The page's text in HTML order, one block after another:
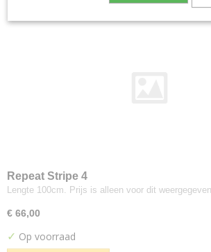
Brugman
Camira
Advantage
Aquarius
Blazer Light
Repeat Stripe 4
Lengte 100cm. Prijs is alleen voor dit
€ 66,00
✓ Op voorraad